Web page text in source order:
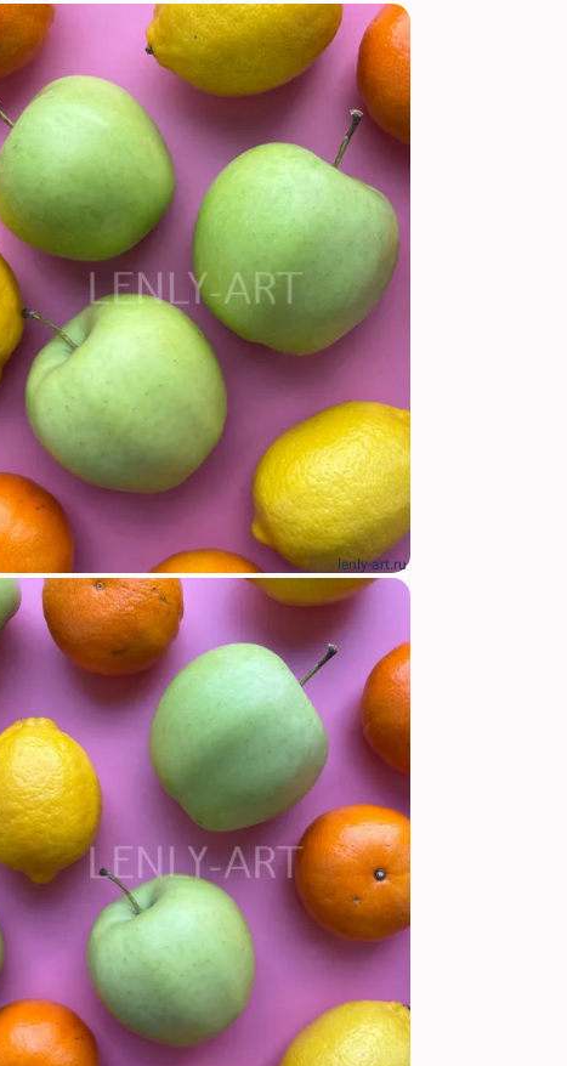
lenly-art.ru